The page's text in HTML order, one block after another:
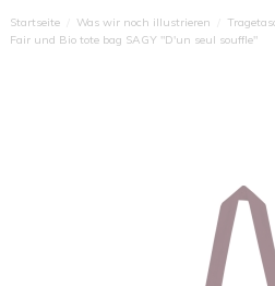
Startseite Was wir noch illustrieren
Fair und Bio tote bag SAGY "D'un seul souffle"